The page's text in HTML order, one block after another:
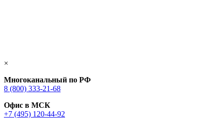
×
Многоканальный по РФ
8 (800) 333‑21-68
Офис в МСК
+7 (495) 120-44-92